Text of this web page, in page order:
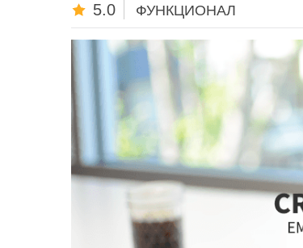
5.0 ФУНКЦИОНАЛ